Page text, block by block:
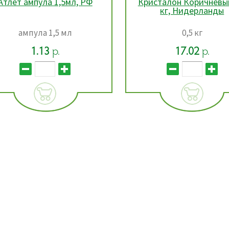
кг, Нидерланды
0,5 кг
17.02р.
ампула 1,5 мл
1.13р.